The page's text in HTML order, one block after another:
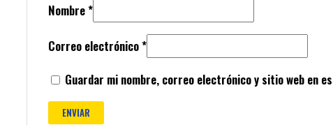
Nombre*
Correo electrónico*
Guardar mi nombre, correo electrónico y sitio web en